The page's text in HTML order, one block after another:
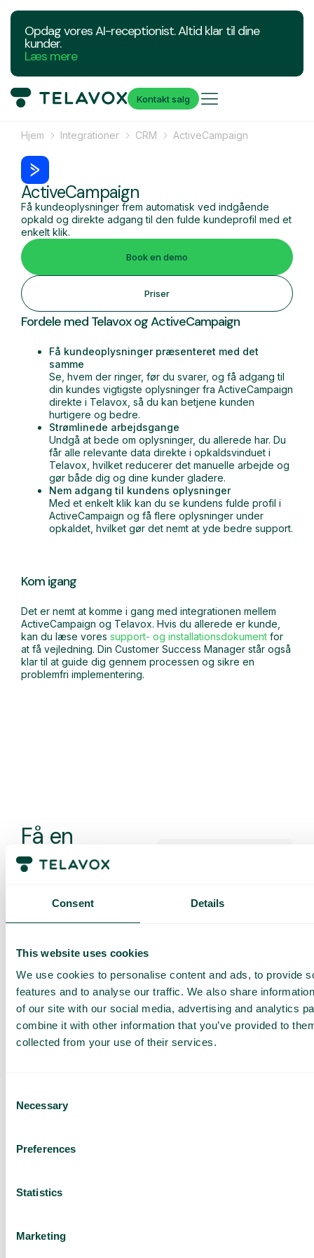
Consent Details
This website uses cookies
We use cookies to personalise content and ads, to provide
features and to analyse our traffic. We also share
of our site with our social media, advertising and analytics
combine it with other information that you’ve provided to
collected from your use of their services.
Selection
Necessary
Preferences
Statistics
Marketing
Opdag vores AI-receptionist. Altid klar til dine
kunder.
Læs mere
Kontakt salg
Hjem Integrationer CRM ActiveCampaign
ActiveCampaign
Få kundeoplysninger frem automatisk ved indgående
opkald og direkte adgang til den fulde kundeprofil med et
enkelt klik.
Book en demo
Priser
Fordele med Telavox og ActiveCampaign
Få kundeoplysninger præsenteret med det
samme
Se, hvem der ringer, før du svarer, og få adgang til
din kundes vigtigste oplysninger fra ActiveCampaign
direkte i Telavox, så du kan betjene kunden
hurtigere og bedre.
Strømlinede arbejdsgange
Undgå at bede om oplysninger, du allerede har. Du
får alle relevante data direkte i opkaldsvinduet i
Telavox, hvilket reducerer det manuelle arbejde og
gør både dig og dine kunder gladere.
Nem adgang til kundens oplysninger
Med et enkelt klik kan du se kundens fulde profil i
ActiveCampaign og få flere oplysninger under
opkaldet, hvilket gør det nemt at yde bedre support.
Kom igang
Det er nemt at komme i gang med integrationen mellem
ActiveCampaign og Telavox. Hvis du allerede er kunde,
kan du læse vores support- og installationsdokument for
at få vejledning. Din Customer Success Manager står også
klar til at guide dig gennem processen og sikre en
problemfri implementering.
Få en
skræddersyet
demo og et
tilbud
Gennemgang af vores
Tilbud tilpasset din
Udforsk mulighederne
for dig og dit team